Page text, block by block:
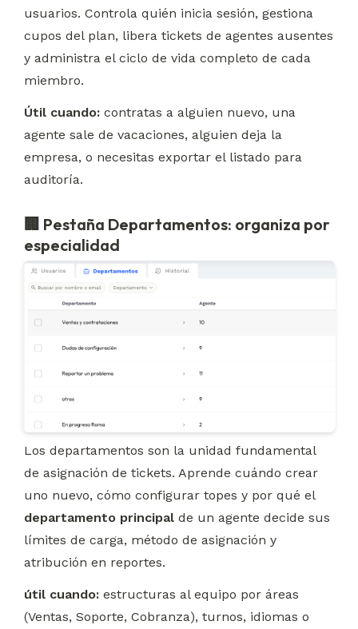
usuarios. Controla quién inicia sesión, gestiona
cupos del plan, libera tickets de agentes ausentes
y administra el ciclo de vida completo de cada
miembro.
Útil cuando: contratas a alguien nuevo, una
agente sale de vacaciones, alguien deja la
empresa, o necesitas exportar el listado para
auditoría.
🏢 Pestaña Departamentos: organiza por
especialidad
Los departamentos son la unidad fundamental
de asignación de tickets. Aprende cuándo crear
uno nuevo, cómo configurar topes y por qué el
departamento principal de un agente decide sus
límites de carga, método de asignación y
atribución en reportes.
útil cuando: estructuras al equipo por áreas
(Ventas, Soporte, Cobranza), turnos, idiomas o